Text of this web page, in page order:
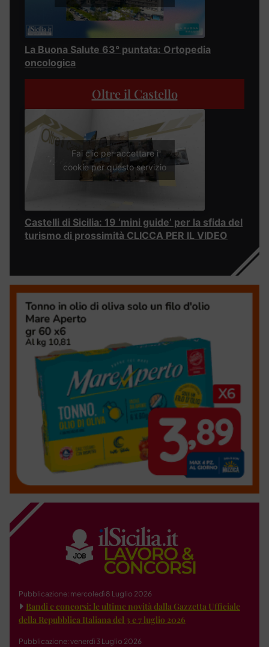
La Buona Salute 63° puntata: Ortopedia
oncologica
Oltre il Castello
Fai clic per accettare i
cookie per questo servizio
Castelli di Sicilia: 19 ‘mini guide’ per la sfida del
turismo di prossimità CLICCA PER IL VIDEO
Pubblicazione: mercoledì 8 Luglio 2026
Bandi e concorsi: le ultime novità dalla Gazzetta Ufficiale
della Repubblica Italiana del 3 e 7 luglio 2026
Pubblicazione: venerdì 3 Luglio 2026